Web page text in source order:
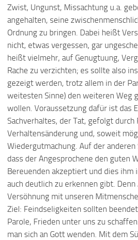
Zwist, Ungunst, Missachtung u.a.
angehalten, seine
Ordnung zu bringen. Dabei heißt
nicht, etwas vergessen, gar
heißt vielmehr, auf Genugtuung,
Rache zu verzichten; es sollte also
gezeigt werden, trotz allem in der
weitesten Sinne) den weiteren Weg
wollen. Voraussetzung dafür ist das
Sachverhaltes, der Tat, gefolgt durch
Verhaltensänderung und, soweit
Wiedergutmachung. Auf der
dass der Angesprochene den guten
Bereuenden akzeptiert und dies ihm
auch deutlich zu erkennen gibt. Denn
Versöhnung mit unseren
Ziel: Feindseligkeiten sollten
Parole, Frieden unter uns zu
man sich an Gott wenden. Mit dem